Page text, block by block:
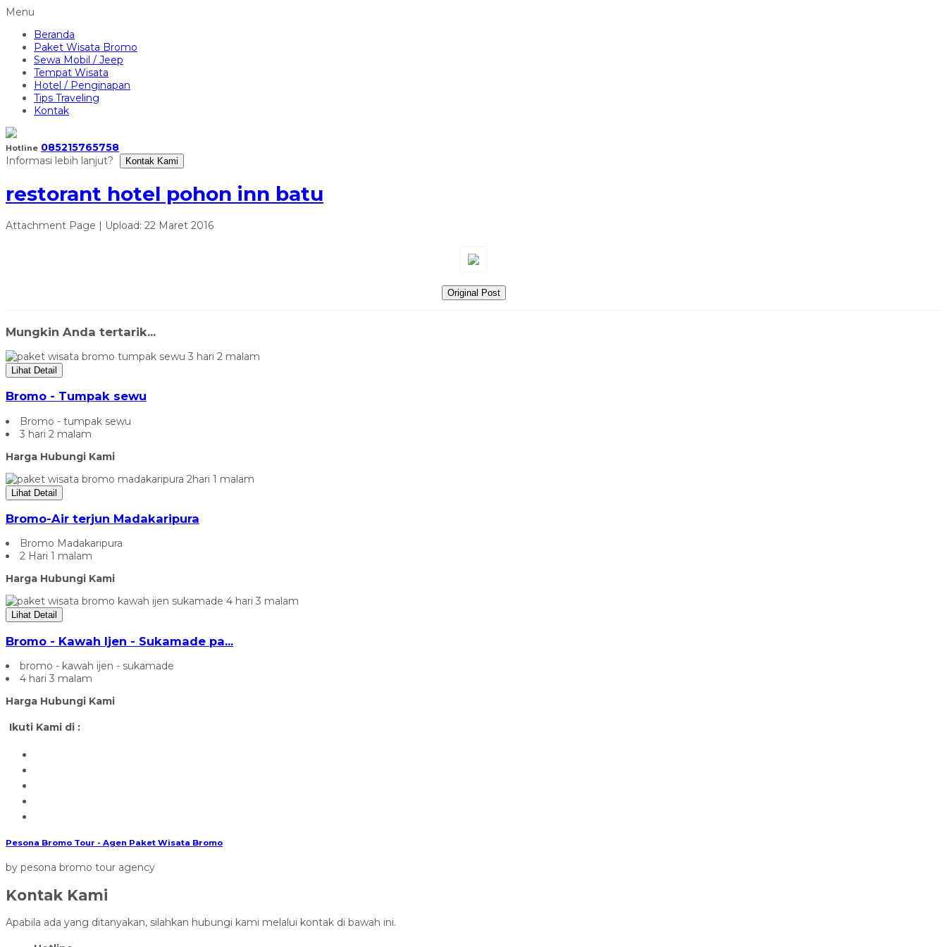
Menu
Beranda
Paket Wisata Bromo
Sewa Mobil / Jeep
Tempat Wisata
Hotel / Penginapan
Tips Traveling
Kontak
Hotline 085215765758
Informasi lebih lanjut?
Kontak Kami
restorant hotel pohon inn batu
Attachment Page | Upload: 22 Maret 2016
Original Post
Mungkin Anda tertarik...
Lihat Detail
Bromo - Tumpak sewu
Bromo - tumpak sewu
3 hari 2 malam
Harga Hubungi Kami
Lihat Detail
Bromo-Air terjun Madakaripura
Bromo Madakaripura
2 Hari 1 malam
Harga Hubungi Kami
Lihat Detail
Bromo - Kawah Ijen - Sukamade pa...
bromo - kawah ijen - sukamade
4 hari 3 malam
Harga Hubungi Kami
Ikuti Kami di :
Pesona Bromo Tour - Agen Paket Wisata Bromo
by pesona bromo tour agency
Kontak Kami
Apabila ada yang ditanyakan, silahkan hubungi kami melalui kontak di bawah ini.